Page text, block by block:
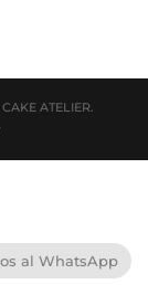
ATELIER.
al WhatsApp